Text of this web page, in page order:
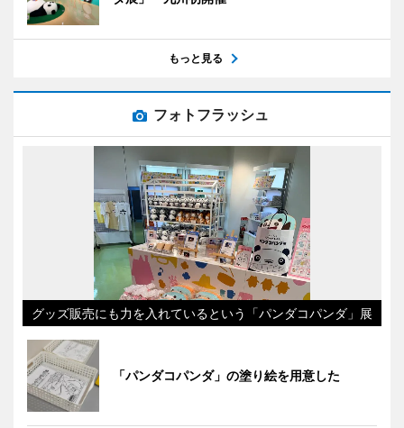
もっと見る
フォトフラッシュ
グッズ販売にも力を入れているという「パンダコパンダ」展
「パンダコパンダ」の塗り絵を用意した